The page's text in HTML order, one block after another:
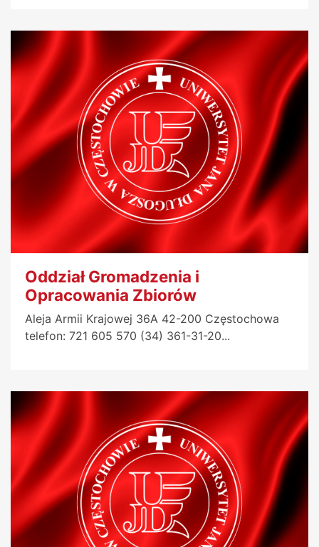
Oddział Gromadzenia i
Opracowania Zbiorów
Aleja Armii Krajowej 36A 42-200 Częstochowa
telefon: 721 605 570 (34) 361-31-20...